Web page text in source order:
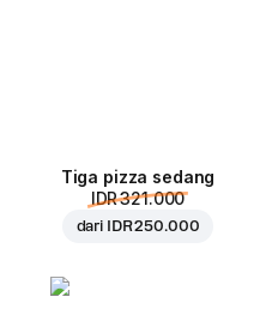
Tiga pizza sedang
IDR 321.000
dari IDR 250.000